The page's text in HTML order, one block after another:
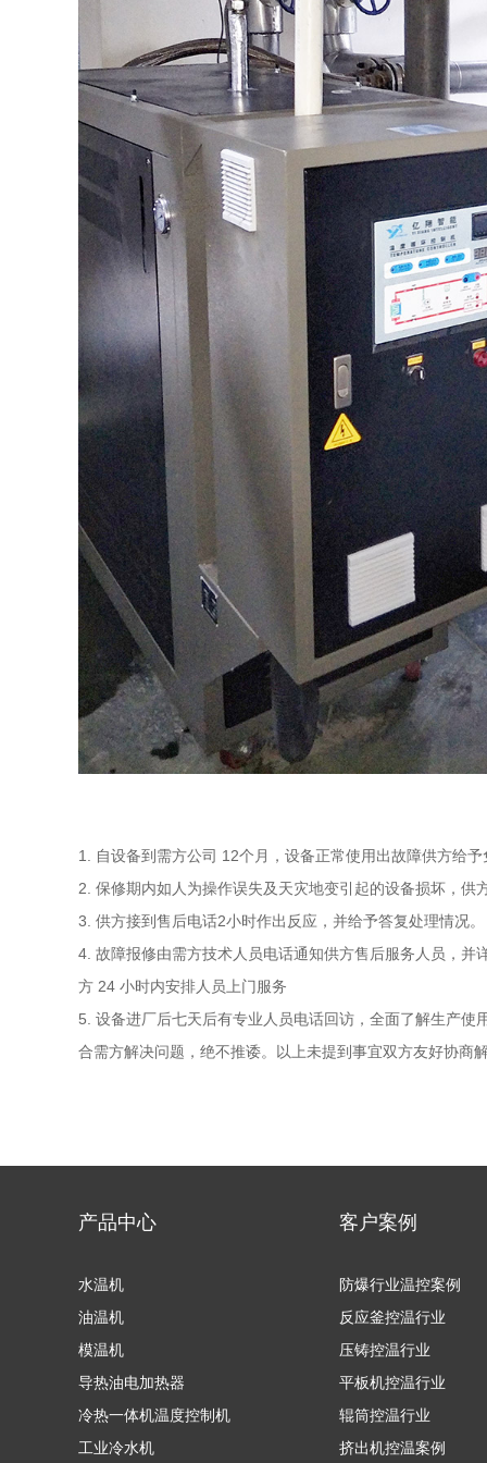
1. 自设备到需方公司 12个月，设备正常使用出故障供方给
2. 保修期内如人为操作误失及天灾地变引起的设备损坏，
3. 供方接到售后电话2小时作出反应，并给予答复处理情况。
4. 故障报修由需方技术人员电话通知供方售后服务人员，
方 24 小时内安排人员上门服务
5. 设备进厂后七天后有专业人员电话回访，全面了解生产
合需方解决问题，绝不推诿。以上未提到事宜双方友好协商
产品中心
水温机
油温机
模温机
导热油电加热器
冷热一体机温度控制机
工业冷水机
客户案例
防爆行业温控案例
反应釜控温行业
压铸控温行业
平板机控温行业
辊筒控温行业
挤出机控温案例